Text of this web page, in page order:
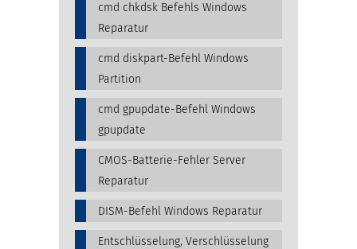
cmd chkdsk Befehls Windows
Reparatur
cmd diskpart-Befehl Windows
Partition
cmd gpupdate-Befehl Windows
gpupdate
CMOS-Batterie-Fehler Server
Reparatur
DISM-Befehl Windows Reparatur
Entschlüsselung, Verschlüsselung